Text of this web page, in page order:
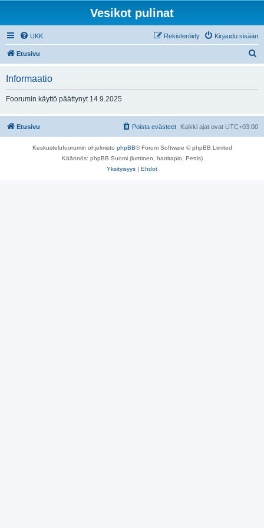
Vesikot pulinat
UKK Kirjaudu sisään
Rekisteröidy
Etusivu
Informaatio
Foorumin käyttö päättynyt 14.9.2025
Etusivu Kaikki ajat ovat UTC+03:00
Poista evästeet
Keskustelufoorumin ohjelmisto phpBB® Forum Software © phpBB Limited
Käännös: phpBB Suomi (lurttinen, harritapio, Pettis)
Yksityisyys | Ehdot